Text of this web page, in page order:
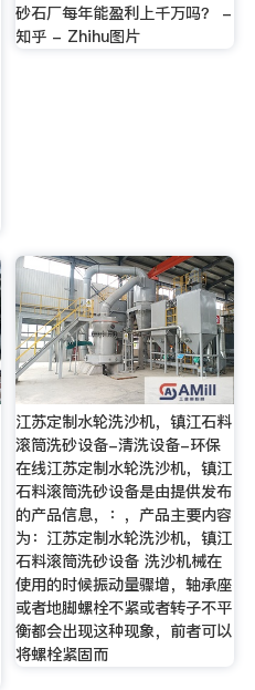
砂石厂每年能盈利上千万吗？ -
知乎 - Zhihu图片
江苏定制水轮洗沙机，镇江石料
滚筒洗砂设备-清洗设备-环保
在线江苏定制水轮洗沙机，镇江
石料滚筒洗砂设备是由提供发布
的产品信息，：，产品主要内容
为：江苏定制水轮洗沙机，镇江
石料滚筒洗砂设备 洗沙机械在
使用的时候振动量骤增，轴承座
或者地脚螺栓不紧或者转子不平
衡都会出现这种现象，前者可以
将螺栓紧固而